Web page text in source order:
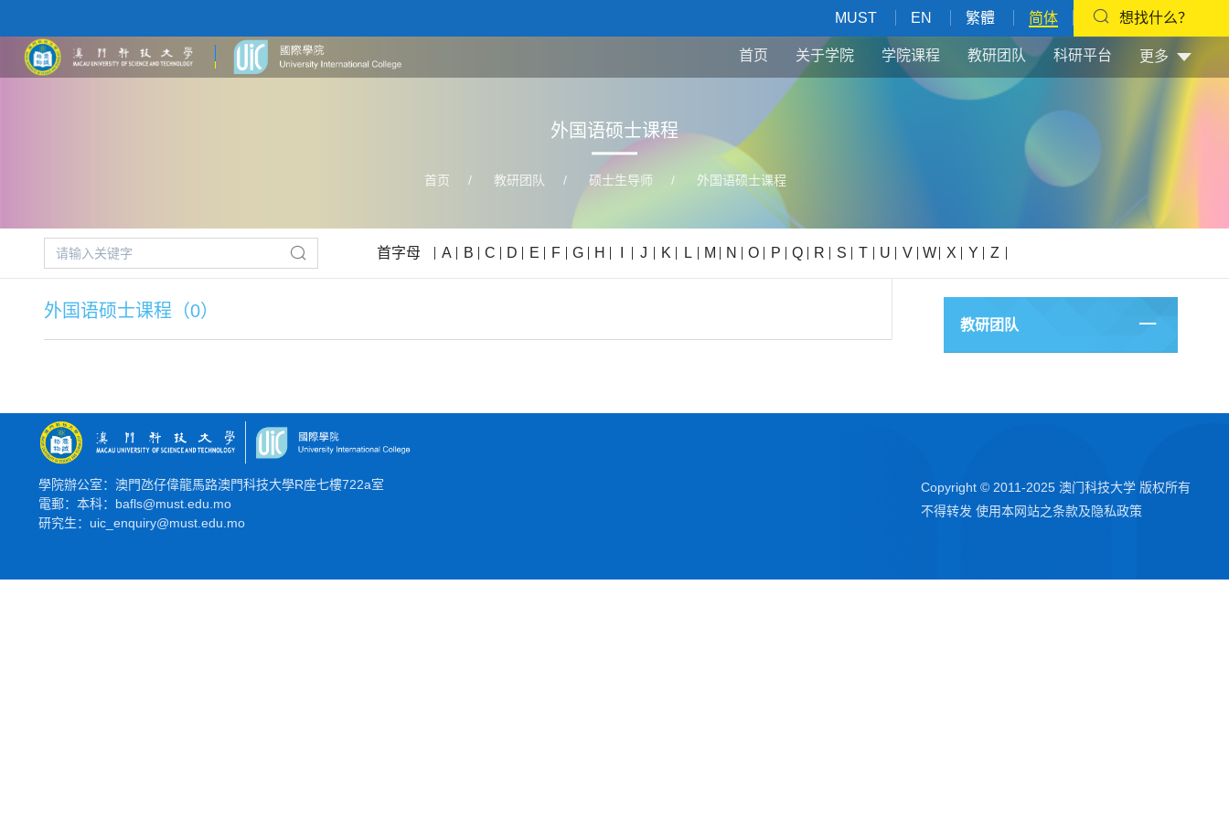
MUST EN 繁體 简体 想找什么？
首页 关于学院 学院课程 教研团队 科研平台 更多
外国语硕士课程
首页 / 教研团队 / 硕士生导师 / 外国语硕士课程
首字母 A B C D E F G H J K L M N O P Q R S T U V W X Y Z
外国语硕士课程（0）
教研团队
學院辦公室：澳門氹仔偉龍馬路澳門科技大學R座七樓722a室
電郵：本科：bafls@must.edu.mo
研究生：uic_enquiry@must.edu.mo
Copyright © 2011-2025 澳门科技大学 版权所有
不得转发 使用本网站之条款及隐私政策